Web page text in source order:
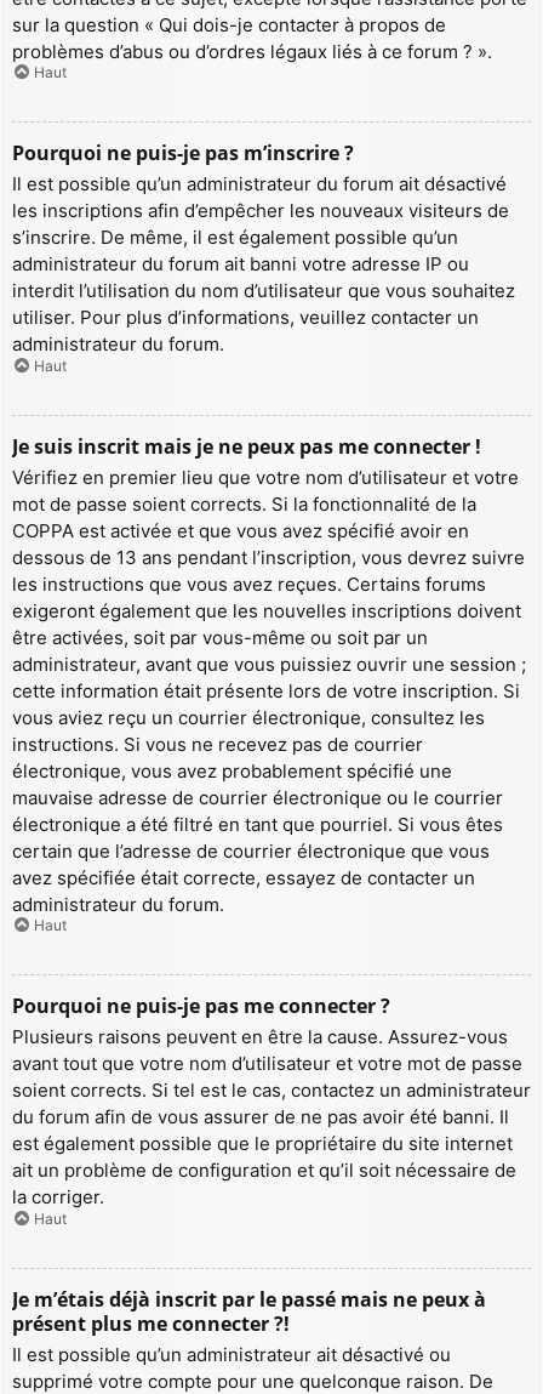
sur la question « Qui dois-je contacter à propos de
problèmes d’abus ou d’ordres légaux liés à ce forum ? ».
Haut
Pourquoi ne puis-je pas m’inscrire ?
Il est possible qu’un administrateur du forum ait désactivé
les inscriptions afin d’empêcher les nouveaux visiteurs de
s’inscrire. De même, il est également possible qu’un
administrateur du forum ait banni votre adresse IP ou
interdit l’utilisation du nom d’utilisateur que vous souhaitez
utiliser. Pour plus d’informations, veuillez contacter un
administrateur du forum.
Haut
Je suis inscrit mais je ne peux pas me connecter !
Vérifiez en premier lieu que votre nom d’utilisateur et votre
mot de passe soient corrects. Si la fonctionnalité de la
COPPA est activée et que vous avez spécifié avoir en
dessous de 13 ans pendant l’inscription, vous devrez suivre
les instructions que vous avez reçues. Certains forums
exigeront également que les nouvelles inscriptions doivent
être activées, soit par vous-même ou soit par un
administrateur, avant que vous puissiez ouvrir une session ;
cette information était présente lors de votre inscription. Si
vous aviez reçu un courrier électronique, consultez les
instructions. Si vous ne recevez pas de courrier
électronique, vous avez probablement spécifié une
mauvaise adresse de courrier électronique ou le courrier
électronique a été filtré en tant que pourriel. Si vous êtes
certain que l’adresse de courrier électronique que vous
avez spécifiée était correcte, essayez de contacter un
administrateur du forum.
Haut
Pourquoi ne puis-je pas me connecter ?
Plusieurs raisons peuvent en être la cause. Assurez-vous
avant tout que votre nom d’utilisateur et votre mot de passe
soient corrects. Si tel est le cas, contactez un administrateur
du forum afin de vous assurer de ne pas avoir été banni. Il
est également possible que le propriétaire du site internet
ait un problème de configuration et qu’il soit nécessaire de
la corriger.
Haut
Je m’étais déjà inscrit par le passé mais ne peux à
présent plus me connecter ?!
Il est possible qu’un administrateur ait désactivé ou
supprimé votre compte pour une quelconque raison. De